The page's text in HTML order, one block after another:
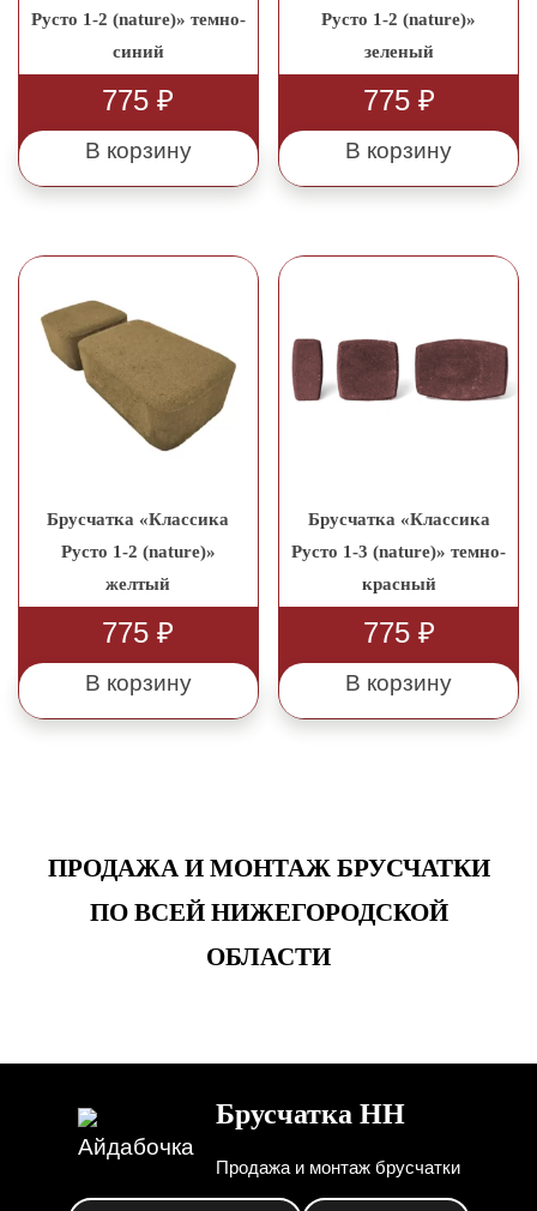
Русто 1-2 (nature)» темно-
синий
775₽
В корзину
Русто 1-2 (nature)»
зеленый
775 ₽
В корзину
Брусчатка «Классика
Русто 1-2 (nature)»
желтый
775₽
В корзину
Брусчатка «Классика
Русто 1-3 (nature)» темно-
красный
775 ₽
В корзину
ПРОДАЖА И МОНТАЖ БРУСЧАТКИ
ПО ВСЕЙ НИЖЕГОРОДСКОЙ
ОБЛАСТИ
Брусчатка НН
Продажа и монтаж брусчатки